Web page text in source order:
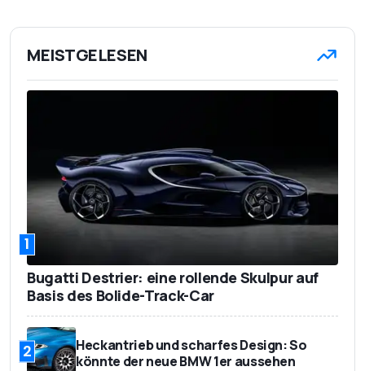
MEISTGELESEN
1
Bugatti Destrier: eine rollende Skulpur auf
Basis des Bolide-Track-Car
2
Heckantrieb und scharfes Design: So
könnte der neue BMW 1er aussehen